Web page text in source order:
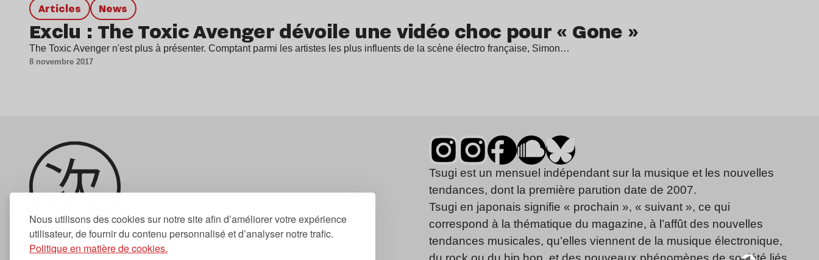
Nous utilisons des cookies sur notre site afin d’améliorer votre expérience
utilisateur, de fournir du contenu personnalisé et d’analyser notre trafic.
Politique en matière de cookies.
Articles news
Exclu : The Toxic Avenger dévoile une vidéo choc pour « Gone »
The Toxic Avenger n'est plus à présenter. Comptant parmi les artistes les plus influents de la scène électro française, Simon…
8 novembre 2017
Tsugi est un mensuel indépendant sur la musique et les nouvelles
tendances, dont la première parution date de 2007.
Tsugi en japonais signifie « prochain », « suivant », ce qui
correspond à la thématique du magazine, à l’affût des nouvelles
tendances musicales, qu’elles viennent de la musique électronique,